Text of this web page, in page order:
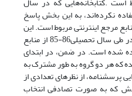
استفاده نکرده‌اند، به این بخش پاسخ
مرجع اینترنتی مربوط است. این
بخش فقط توسط کتابخانه‌هایی که در طی سال تحصیلی86-85 از منابع
شده است. در ضمن، در ابتدای
که هر دو گروه به طور مشترک به
پرسشنامه، از نظرهای تعدادی از
که به صورت تصادفی انتخاب